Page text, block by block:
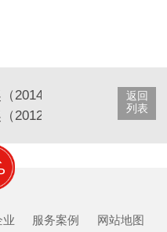
返回
列表
2014年）获奖名单
2012年）获奖名单
业 服务案例 网站地图